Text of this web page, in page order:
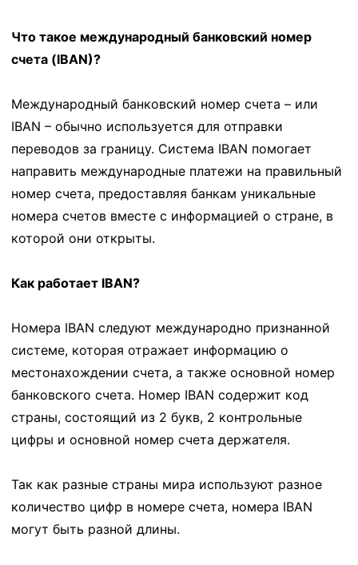
Что такое международный банковский номер
счета (IBAN)?
Международный банковский номер счета – или
IBAN – обычно используется для отправки
переводов за границу. Система IBAN помогает
направить международные платежи на правильный
номер счета, предоставляя банкам уникальные
номера счетов вместе с информацией о стране, в
которой они открыты.
Как работает IBAN?
Номера IBAN следуют международно признанной
системе, которая отражает информацию о
местонахождении счета, а также основной номер
банковского счета. Номер IBAN содержит код
страны, состоящий из 2 букв, 2 контрольные
цифры и основной номер счета держателя.
Так как разные страны мира используют разное
количество цифр в номере счета, номера IBAN
могут быть разной длины.